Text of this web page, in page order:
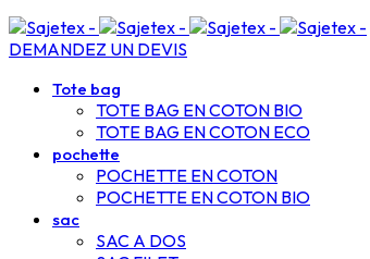
DEMANDEZ UN DEVIS
Tote bag
TOTE BAG EN COTON BIO
TOTE BAG EN COTON ECO
pochette
POCHETTE EN COTON
POCHETTE EN COTON BIO
sac
SAC A DOS